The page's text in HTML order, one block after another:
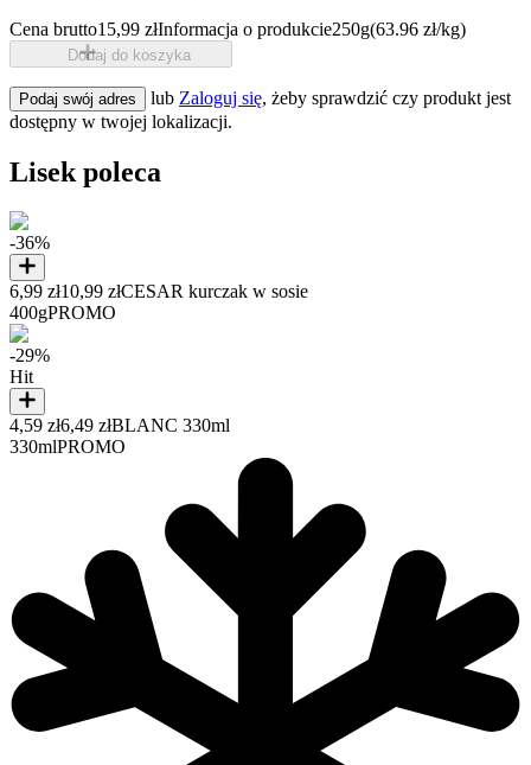
Cena brutto15,99 złInformacja o produkcie250g(63.96 zł/kg)
Dodaj do koszyka
Podaj swój adres lub Zaloguj się, żeby sprawdzić czy produkt jest
dostępny w twojej lokalizacji.
Lisek poleca
-36%
6,99 zł10,99 złCESAR kurczak w sosie
400gPROMO
-29%
Hit
4,59 zł6,49 złBLANC 330ml
330mlPROMO